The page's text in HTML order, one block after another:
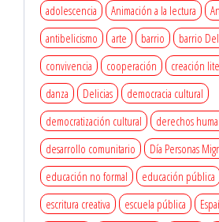
adolescencia Animación a la lectura
antibelicismo
arte barrio barrio
convivencia
cooperación creación
danza
Delicias
democracia cultural
democratización cultural
derechos
desarrollo comunitario
Día Personas
educación no formal
educación pública
escritura creativa
escuela pública